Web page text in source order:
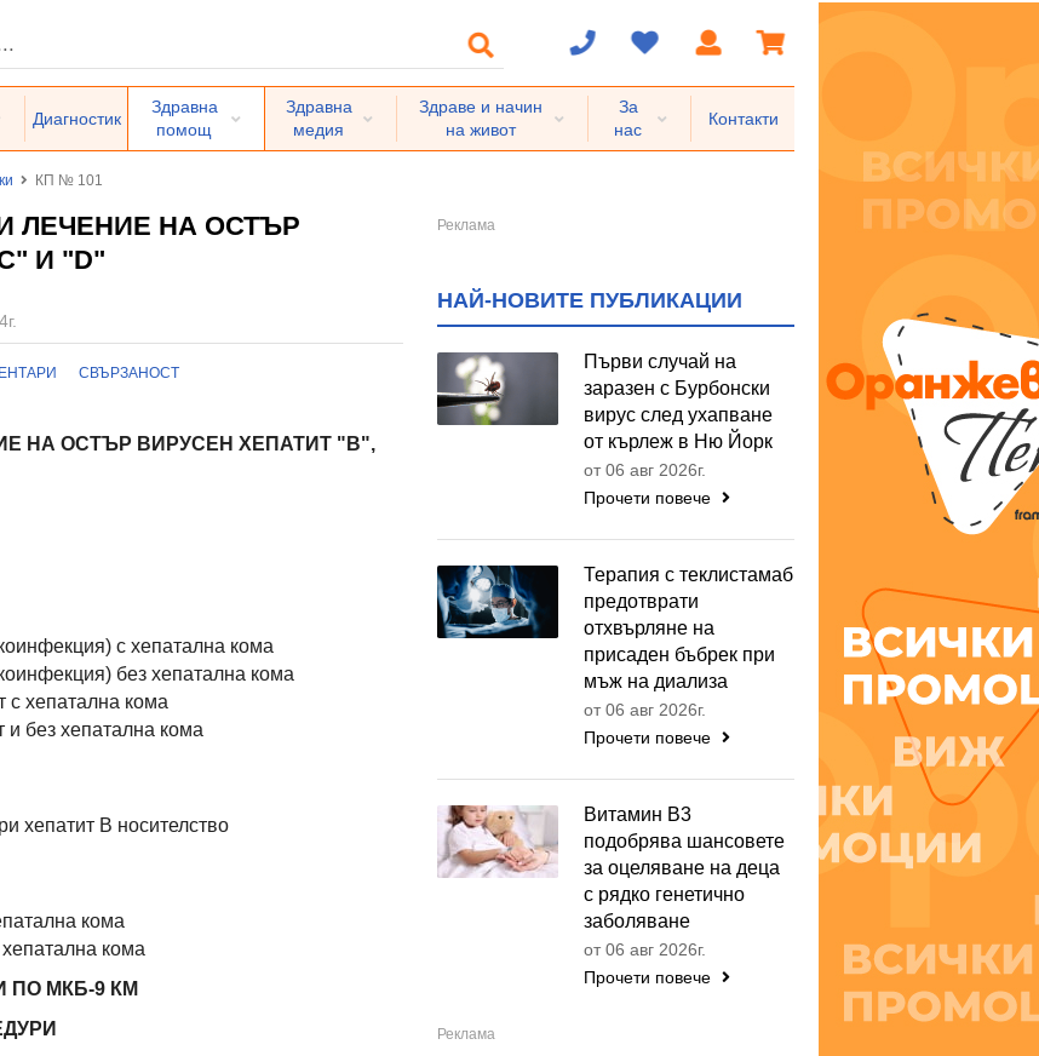
Диагностик
Здравна
помощ
Здравна
медия
Здраве и начин
на живот
За
нас
Контакти
КП № 101
ЛЕЧЕНИЕ НА ОСТЪР
И "D"
СВЪРЗАНОСТ
НА ОСТЪР ВИРУСЕН ХЕПАТИТ "В",
с хепатална кома
без хепатална кома
с хепатална кома
и без хепатална кома
хепатит В носителство
кома
кома
ПО МКБ-9 КМ
НАЙ-НОВИТЕ ПУБЛИКАЦИИ
Първи случай на
заразен с Бурбонски
вирус след ухапване
от кърлеж в Ню Йорк
от 06 авг 2026г.
Прочети повече
Терапия с теклистамаб
предотврати
отхвърляне на
присаден бъбрек при
мъж на диализа
от 06 авг 2026г.
Прочети повече
Витамин B3
подобрява шансовете
за оцеляване на деца
с рядко генетично
заболяване
от 06 авг 2026г.
Прочети повече